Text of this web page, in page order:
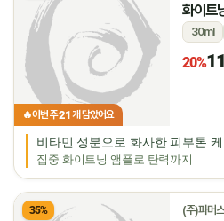
🔥이번 주21개 담았어요
화이트
30ml
20%
비타민 성분으로 화사한 피부톤 케
집중 화이트닝 앰플로 탄력까지
35% (주)파머